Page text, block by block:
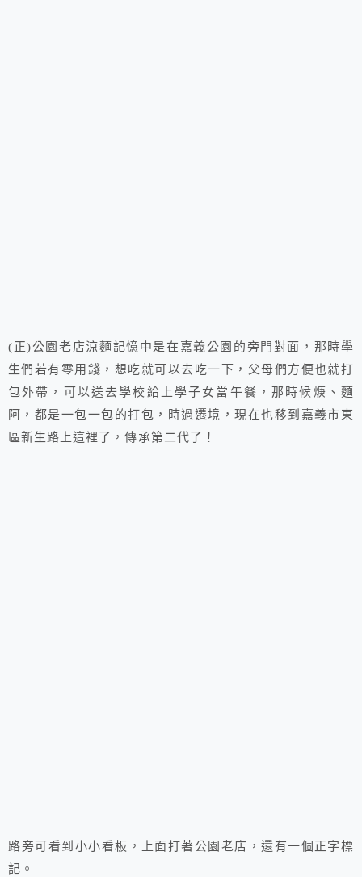
(正)公園老店涼麵記憶中是在嘉義公園的旁門對面，那時學
生們若有零用錢，想吃就可以去吃一下，父母們方便也就打
包外帶，可以送去學校給上學子女當午餐，那時候焿、麵
阿，都是一包一包的打包，時過遷境，現在也移到嘉義市東
區新生路上這裡了，傳承第二代了！
路旁可看到小小看板，上面打著公園老店，還有一個正字標
記。